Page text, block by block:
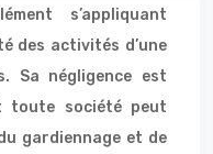
s’appliquant
des activités d’une
Sa négligence est
toute société peut
gardiennage et de